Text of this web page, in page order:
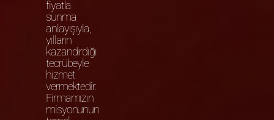
fiyatla
sunma
anlayışıyla,
yılların
kazandırdığı
tecrübeyle
hizmet
vermektedir.
Firmamızın
misyonunun